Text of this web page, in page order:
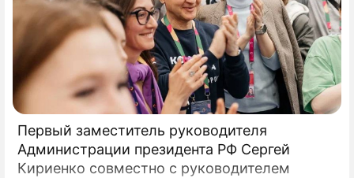
Первый заместитель руководителя
Администрации президента РФ Сергей
Кириенко совместно с руководителем